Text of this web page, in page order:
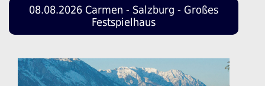
08.08.2026 Carmen - Salzburg - Großes
Festspielhaus